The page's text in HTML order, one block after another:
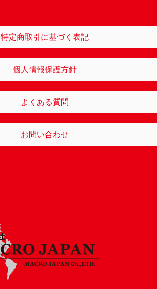
特定商取引に基づく表記
個人情報保護方針
よくある質問
お問い合わせ